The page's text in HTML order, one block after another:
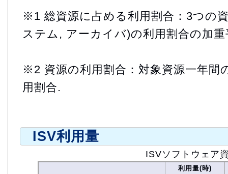
※1 総資源に占める利用割合：3つの
ステム, アーカイバ)の利用割合の加重
※2 資源の利用割合：対象資源一年間
用割合.
ISV利用量
ISVソフトウェア
利用量(時)